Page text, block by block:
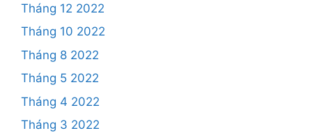
Tháng 12 2022
Tháng 10 2022
Tháng 8 2022
Tháng 5 2022
Tháng 4 2022
Tháng 3 2022